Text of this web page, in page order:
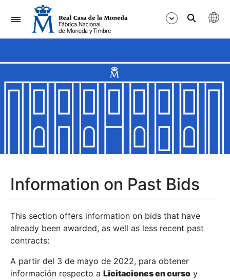
Navigation
Show/Hide
Show/Hide
Show/Hide
Show/Hide
Show/Hide
Information on Past Bids
This section offers information on bids that have
already been awarded, as well as less recent past
contracts:
A partir del 3 de mayo de 2022, para obtener
información respecto a Licitaciones en curso y